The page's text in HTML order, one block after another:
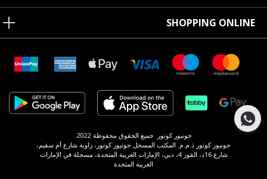
SHOPPING ONLINE
جونيور كوتور. جميع الحقوق محفوظة 2022.
جونيور كوتور ذ.م.م. المكتب المسجل جونيور كوتور، زاوية شارع أم سقيم،
شارع 16د، القوز 4، دبي، الإمارات العربية المتحدة، مسجلة في الإمارات
العربية المتحدة